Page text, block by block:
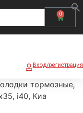
0
Вход/регистрация
тормозные,
i40, Киа